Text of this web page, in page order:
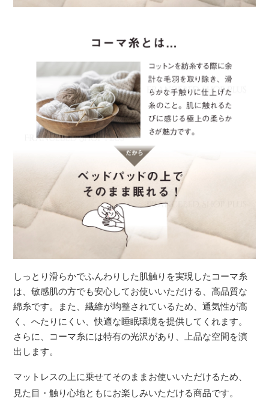
しっとり滑らかでふんわりした肌触りを実現したコーマ糸
は、敏感肌の方でも安心してお使いいただける、高品質な
綿糸です。また、繊維が均整されているため、通気性が高
く、へたりにくい、快適な睡眠環境を提供してくれます。
さらに、コーマ糸には特有の光沢があり、上品な空間を演
出します。
マットレスの上に乗せてそのままお使いいただけるため、
見た目・触り心地ともにお楽しみいただける商品です。